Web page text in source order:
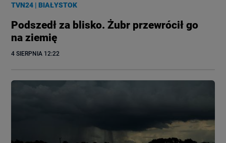
TVN24 |BIAŁYSTOK
Podszedł za blisko. Żubr przewrócił go
na ziemię
4 SIERPNIA 12:22